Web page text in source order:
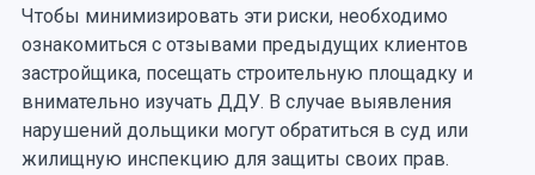
Чтобы минимизировать эти риски, необходимо
ознакомиться с отзывами предыдущих клиентов
застройщика, посещать строительную площадку и
внимательно изучать ДДУ. В случае выявления
нарушений дольщики могут обратиться в суд или
жилищную инспекцию для защиты своих прав.